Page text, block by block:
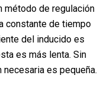
método de regulación
constante de tiempo
del inducido es
es más lenta. Sin
es pequeña.